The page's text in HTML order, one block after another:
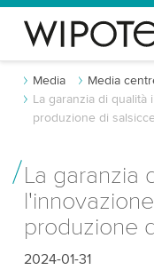
Media Media
La garanzia di
produzione di salsicce
La garanzia
produzione
2024-01-31